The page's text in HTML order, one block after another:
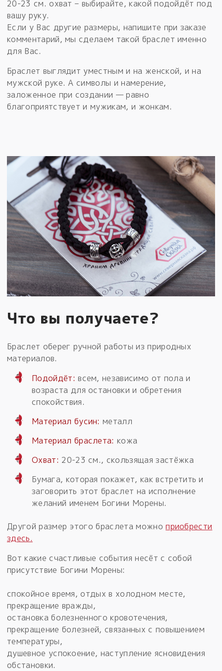
20-23 см. охват – выбирайте, какой подойдёт под
вашу руку.
Если у Вас другие размеры, напишите при заказе
комментарий, мы сделаем такой браслет именно
для Вас.
Браслет выглядит уместным и на женской, и на
мужской руке. А символы и намерение,
заложенное при создании — равно
благоприятствует и мужикам, и жонкам.
Что вы получаете?
Браслет оберег ручной работы из природных
материалов.
Подойдёт: всем, независимо от пола и
возраста для остановки и обретения
спокойствия.
Материал бусин: металл
Материал браслета: кожа
Охват: 20-23 см., скользящая застёжка
Бумага, которая покажет, как встретить и
заговорить этот браслет на исполнение
желаний именем Богини Морены.
Другой размер этого браслета можноприобрести
здесь.
Вот какие счастливые события несёт с собой
присутствие Богини Морены:
спокойное время, отдых в холодном месте,
прекращение вражды,
остановка болезненного кровотечения,
прекращение болезней, связанных с повышением
температуры,
душевное успокоение, наступление ясновидения
обстановки.